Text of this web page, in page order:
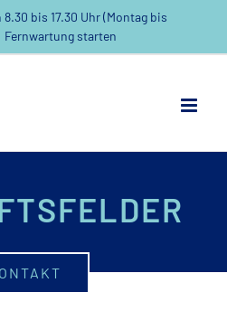
bis 17.30 Uhr (Montag bis
Fernwartung starten